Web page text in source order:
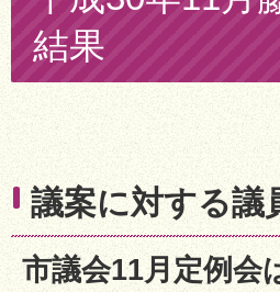
結果
議案に対する議
市議会11月定例会